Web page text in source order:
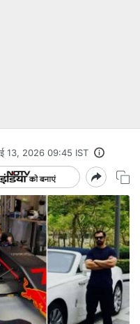
13, 2026 09:45 IST